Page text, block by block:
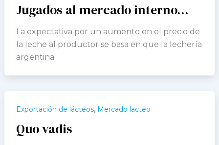
Jugados al mercado interno…
La expectativa por un aumento en el precio de
la leche al productor se basa en que la lechería
argentina
Exportación de lácteos, Mercado lacteo
Quo vadis